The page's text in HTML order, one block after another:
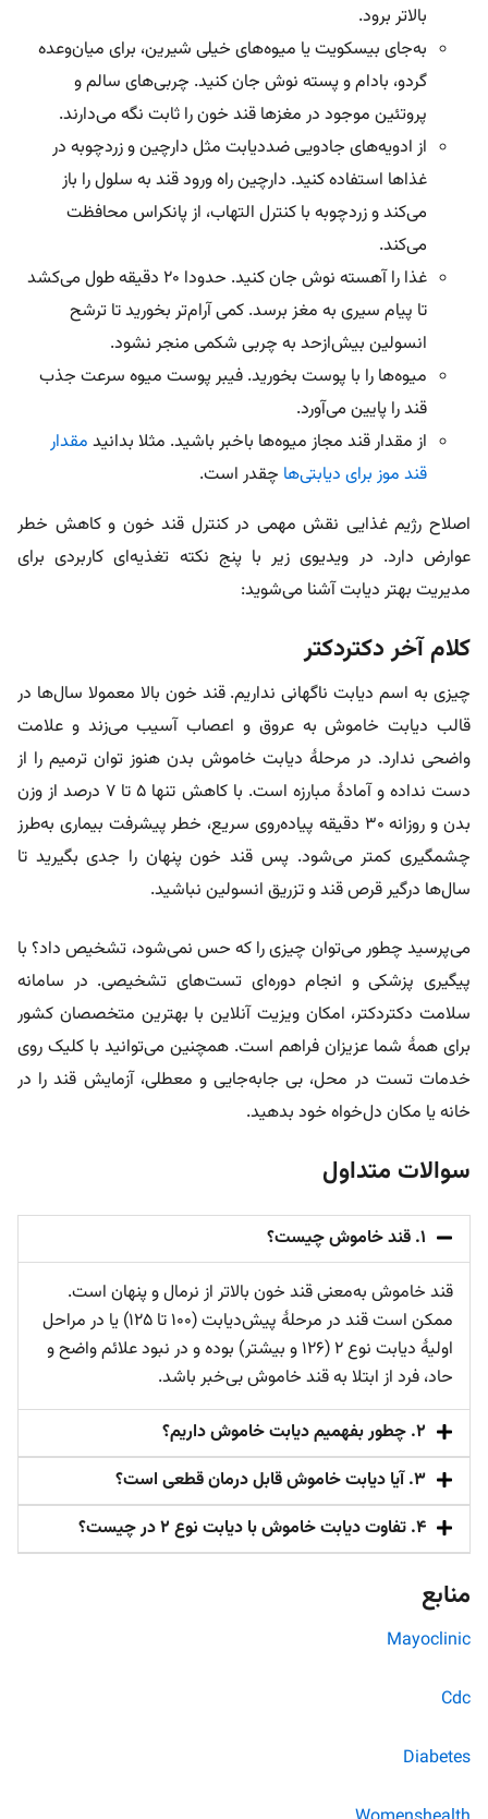
بالاتر برود.
به‌جای بیسکویت یا میوه‌های خیلی شیرین، برای میان‌وعده
گردو، بادام و پسته نوش جان کنید. چربی‌های سالم و
پروتئین موجود در مغزها قند خون را ثابت نگه می‌دارند.
از ادویه‌های جادویی ضددیابت مثل دارچین و زردچوبه در
غذاها استفاده کنید. دارچین راه ورود قند به سلول را باز
می‌کند و زردچوبه با کنترل التهاب، از پانکراس محافظت
می‌کند.
غذا را آهسته نوش جان کنید. حدودا ۲۰ دقیقه طول می‌کشد
تا پیام سیری به مغز برسد. کمی آرام‌تر بخورید تا ترشح
انسولین بیش‌از‌حد به چربی شکمی منجر نشود.
میوه‌ها را با پوست بخورید. فیبر پوست میوه سرعت جذب
قند را پایین می‌آورد.
از مقدار قند مجاز میوه‌ها باخبر باشید. مثلا بدانید مقدار
قند موز برای دیابتی‌ها چقدر است.
اصلاح رژیم غذایی نقش مهمی در کنترل قند خون و کاهش خطر
عوارض دارد. در ویدیوی زیر با پنج نکته تغذیه‌ای کاربردی برای
مدیریت بهتر دیابت آشنا می‌شوید:
کلام آخر دکتردکتر
چیزی به اسم دیابت ناگهانی نداریم. قند خون بالا معمولا سال‌ها در
قالب دیابت خاموش به عروق و اعصاب آسیب می‌زند و علامت
واضحی ندارد. در مرحلۀ دیابت خاموش بدن هنوز توان ترمیم را از
دست نداده و آمادۀ مبارزه است. با کاهش تنها ۵ تا ۷ درصد از وزن
بدن و روزانه ۳۰ دقیقه پیاده‌روی سریع، خطر پیشرفت بیماری به‌طرز
چشمگیری کمتر می‌شود. پس قند خون پنهان را جدی بگیرید تا
سال‌ها درگیر قرص قند و تزریق انسولین نباشید.
می‌پرسید چطور می‌توان چیزی را که حس نمی‌شود، تشخیص داد؟ با
پیگیری پزشکی و انجام دوره‌ای تست‌های تشخیصی. در سامانه
سلامت دکتردکتر، امکان ویزیت آنلاین با بهترین متخصصان کشور
برای همۀ شما عزیزان فراهم است. همچنین می‌توانید با کلیک روی
خدمات تست در محل، بی جابه‌جایی و معطلی، آزمایش قند را در
خانه یا مکان دل‌خواه خود بدهید.
سوالات متداول
۱. قند خاموش چیست؟
قند خاموش به‌معنی قند خون بالاتر از نرمال و پنهان است.
ممکن است قند در مرحلۀ پیش‌دیابت (۱۰۰ تا ۱۲۵) یا در مراحل
اولیۀ دیابت نوع ۲ (۱۲۶ و بیشتر) بوده و در نبود علائم واضح و
حاد، فرد از ابتلا به قند خاموش بی‌خبر باشد.
۲. چطور بفهمیم دیابت خاموش داریم؟
۳. آیا دیابت خاموش قابل درمان قطعی است؟
۴. تفاوت دیابت خاموش با دیابت نوع ۲ در چیست؟
منابع
Mayoclinic
Cdc
Diabetes